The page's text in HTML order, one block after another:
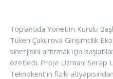
Toplantıda Yönetim Kurulu
Tüken Çukurova Girişimcilik
sinerjisini artırmak için
özetledi. Proje Uzmanı Serap
Teknokent’in fiziki